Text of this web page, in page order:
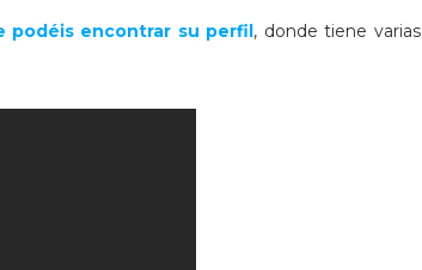
podéis encontrar su perfil, donde tiene varias